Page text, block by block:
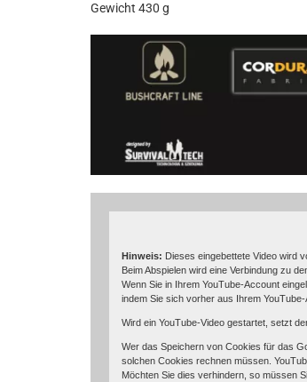
Gewicht 430 g
Hinweis: Dieses eingebettete Video wird
Beim Abspielen wird eine Verbindung zu
Wenn Sie in Ihrem YouTube-Account
indem Sie sich vorher aus Ihrem YouTube-
Wird ein YouTube-Video gestartet, setzt
Wer das Speichern von Cookies für das
solchen Cookies rechnen müssen.
Möchten Sie dies verhindern, so müssen